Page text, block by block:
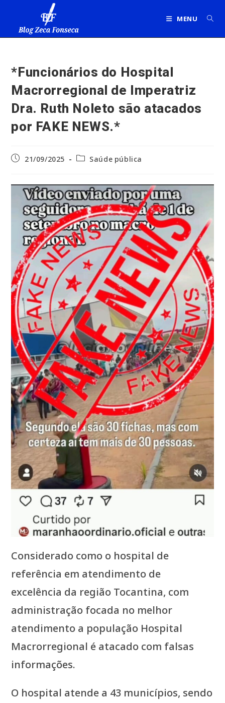
MENU
*Funcionários do Hospital
Macrorregional de Imperatriz
Dra. Ruth Noleto são atacados
por FAKE NEWS.*
Post21/09/2025
Categoria
Saúde pública
Considerado como o hospital de
referência em atendimento de
excelência da região Tocantina, com
administração focada no melhor
atendimento a população Hospital
Macrorregional é atacado com falsas
informações.
O hospital atende a 43 municípios, sendo